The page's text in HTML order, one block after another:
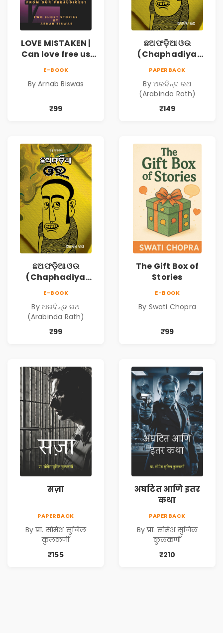
LOVE MISTAKEN |
Can love free us
E-BOOK
By Arnab Biswas
₹99
ଛଅଫଡ଼ିଆ ଓଉ
(Chaphadiya
PAPERBACK
By ଅରବିନ୍ଦ ରଥ
(Arabinda Rath)
₹149
ଛଅଫଡ଼ିଆ ଓଉ
(Chaphadiya
E-BOOK
By ଅରବିନ୍ଦ ରଥ
(Arabinda Rath)
₹99
The Gift Box of
Stories
E-BOOK
By Swati Chopra
₹99
सज़ा
PAPERBACK
By प्रा. सोमेश सुनिल
कुलकर्णी
₹155
अघटित आणि इतर
कथा
PAPERBACK
By प्रा. सोमेश सुनिल
कुलकर्णी
₹210